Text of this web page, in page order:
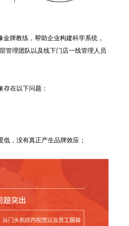
牌教练，帮助企业构建科学系统，
管理团队以及线下门店一线管理人员
在以下问题：
，没有真正产生品牌效应；